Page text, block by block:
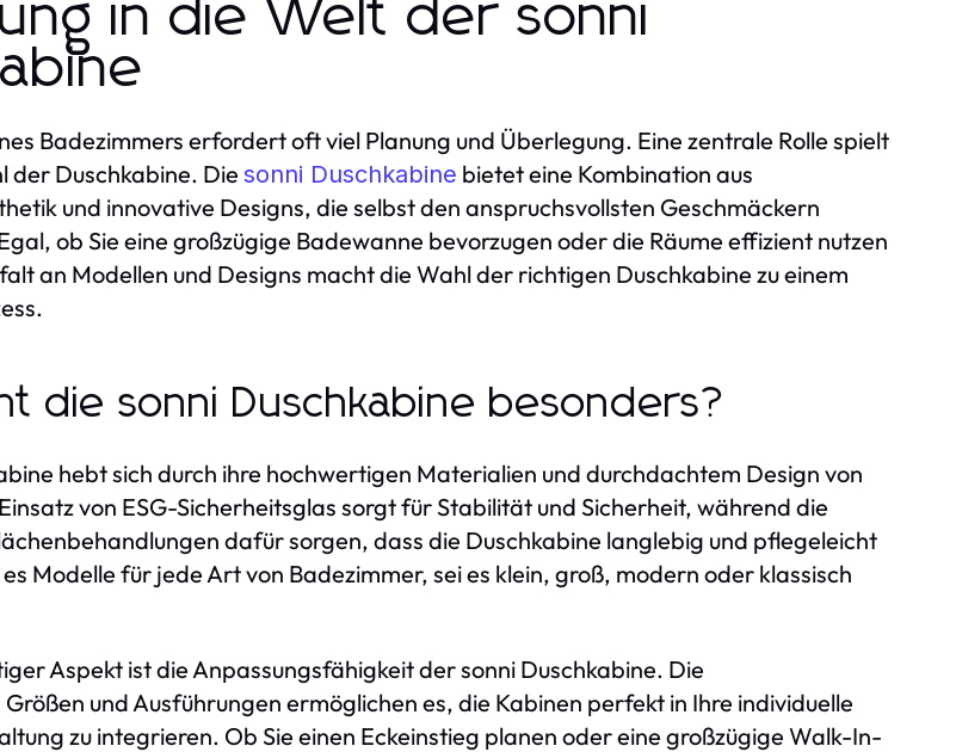
in die Welt der sonni
Badezimmers erfordert oft viel Planung und Überlegung. Eine zentrale Rolle spielt
der Duschkabine. Die sonni Duschkabine bietet eine Kombination aus
und innovative Designs, die selbst den anspruchsvollsten Geschmäckern
ob Sie eine großzügige Badewanne bevorzugen oder die Räume effizient nutzen
an Modellen und Designs macht die Wahl der richtigen Duschkabine zu einem
die sonni Duschkabine besonders?
hebt sich durch ihre hochwertigen Materialien und durchdachtem Design von
von ESG-Sicherheitsglas sorgt für Stabilität und Sicherheit, während die
dafür sorgen, dass die Duschkabine langlebig und pflegeleicht
Modelle für jede Art von Badezimmer, sei es klein, groß, modern oder klassisch
Aspekt ist die Anpassungsfähigkeit der sonni Duschkabine. Die
und Ausführungen ermöglichen es, die Kabinen perfekt in Ihre individuelle
zu integrieren. Ob Sie einen Eckeinstieg planen oder eine großzügige Walk-In-